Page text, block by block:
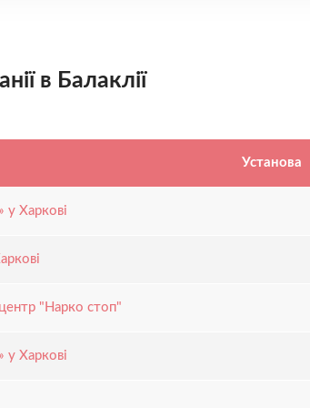
в Балаклії
Установа
Харкові
"Нарко стоп"
у Харкові